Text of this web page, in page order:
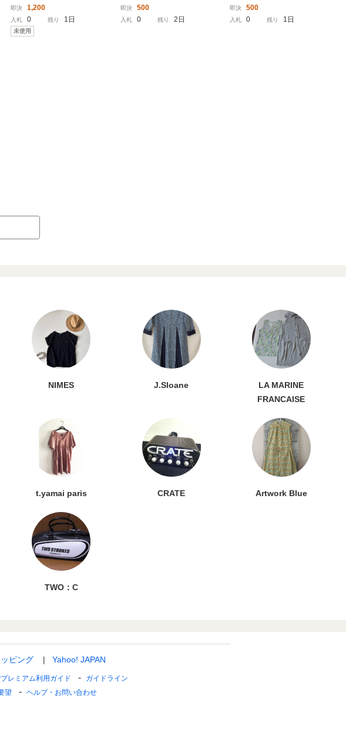
即決 1,200
入札 0 残り 1日
未使用
ルー レディース
即決 500
入札 0 残り 2日
ホワイト レディース
即決 500
入札 0 残り 1日
NIMES J.Sloane
LA MARINE
FRANCAISE
t.yamai paris CRATE Artwork Blue
TWO：C
ピング Yahoo! JAPAN
レミアム利用ガイド
ガイドライン
望
ヘルプ・お問い合わせ